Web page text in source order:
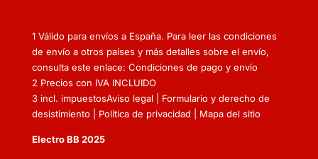
1 Válido para envíos a España. Para leer las condiciones
de envío a otros países y más detalles sobre el envío,
consulta este enlace: Condiciones de pago y envío
2 Precios con IVA INCLUIDO
3 incl. impuestosAviso legal| Formulario y derecho de
desistimiento| Política de privacidad Mapa del sitio
Electro BB 2025